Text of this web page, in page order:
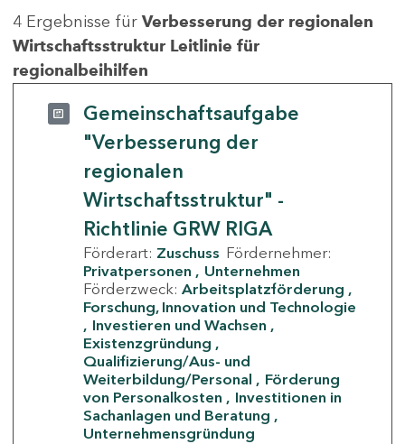
4 Ergebnisse für Verbesserung der regionalen
Wirtschaftsstruktur Leitlinie für
regionalbeihilfen
Gemeinschaftsaufgabe
"Verbesserung der
regionalen
Wirtschaftsstruktur" -
Richtlinie GRW RIGA
Förderart: Zuschuss Fördernehmer:
Privatpersonen
Unternehmen
Förderzweck: Arbeitsplatzförderung
Forschung, Innovation und Technologie
Investieren und Wachsen
Existenzgründung
Qualifizierung/Aus- und
Weiterbildung/Personal
Förderung
von Personalkosten
Investitionen in
Sachanlagen und Beratung
Unternehmensgründung